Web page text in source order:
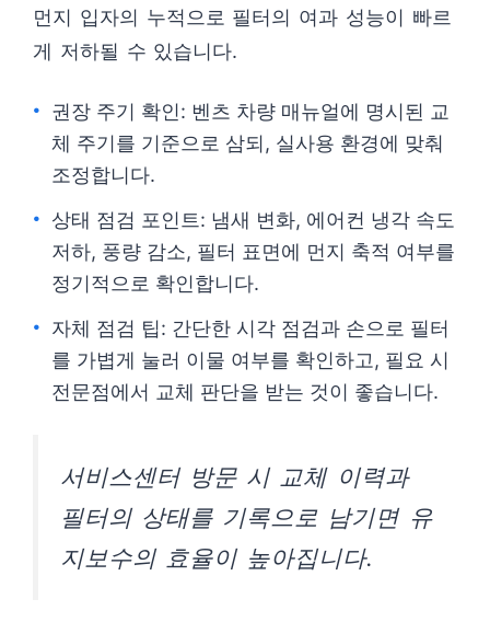
먼지 입자의 누적으로 필터의 여과 성능이 빠르
게 저하될 수 있습니다.
권장 주기 확인: 벤츠 차량 매뉴얼에 명시된 교
체 주기를 기준으로 삼되, 실사용 환경에 맞춰
조정합니다.
상태 점검 포인트: 냄새 변화, 에어컨 냉각 속도
저하, 풍량 감소, 필터 표면에 먼지 축적 여부를
정기적으로 확인합니다.
자체 점검 팁: 간단한 시각 점검과 손으로 필터
를 가볍게 눌러 이물 여부를 확인하고, 필요 시
전문점에서 교체 판단을 받는 것이 좋습니다.
서비스센터 방문 시 교체 이력과
필터의 상태를 기록으로 남기면 유
지보수의 효율이 높아집니다.